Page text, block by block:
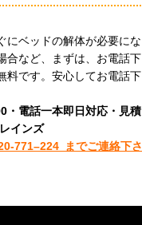
にベッドの解体が必要に
合など、まずは、お電話
料です。安心してお電話下
・電話一本即日対応・見
インズ
771–224 までご連絡下さ